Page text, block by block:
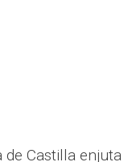
de Castilla enjuta